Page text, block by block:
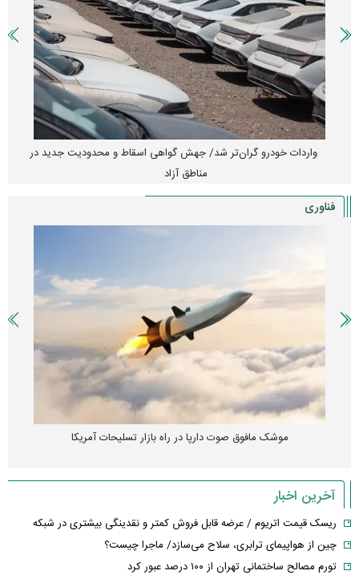
واردات خودرو گران‌تر شد/ جهش گواهی اسقاط و محدودیت جدید در
مناطق آزاد
فناوری
موشک مافوق صوت دارپا در راه بازار تسلیحات آمریکا
آخرین اخبار
ریسک قیمت اتریوم / عرضه قابل فروش کمتر و نقدینگی بیشتری در شبکه
چین از هواپیمای ترابری، سلاح می‌سازد/ ماجرا چیست؟
تورم مصالح ساختمانی تهران از ۱۰۰ درصد عبور کرد